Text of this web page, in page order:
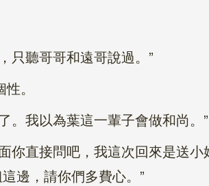
聽哥哥和遠哥說過。”
。
我以為葉這一輩子會做和尚。”
直接問吧，我這次回來是送小
邊，請你們多費心。”